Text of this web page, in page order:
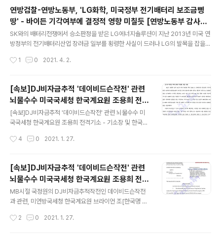
부와 입을 맞추는 듯한 사진으로, 우리은행은 고소장에서
권행장 의 얼굴을 합성한 것이라고 주장했다. 이처럼 게시
물은 행장후보의 개인적인 사안이므로 개인은 당연히 소송
을 통해 진실을 밝힐 수 있지만, 우리은행이 행장선임이라
는 민감한 시기에 소송을 제기한 것은, 특정후보를 비호함
인력등 자산을 유용했다는 의혹이 일고 있다. 특히 우리은
연방검찰-연방노동부, 'LG화학, 미국정부 전기배터리 보조금삥
땅' - 바이든 기각여부에 결정적 영향 미칠듯 [연방노동부 감사보
고서등 첨부]
SK와의 배터리전쟁에서 승소판정을 받은 LG에너지솔루션이 지난 2013년 미국 연
방정부의 전기배터리산업 장려금 일부를 횡령한 사실이 드러나 LG의 발목을 잡을
련, 연방정부로 부터 1억 5천만달러의 장려금만 받아챙기고, 공장건설은 당초 약속
러 상당의 과징금을 납부하고 기소위기를 모면한 것으로 확인됐다. 이는 미국 납세자
의 돈을 가로챈 것으로, 바이든대통령이 ITC 판정의 기각여부를 결정하는 데 중요한
요인으로 작용할 것으로 보인다. 또 LG측이 GM의 볼트차량에 납품한 전키배터리
화재위험으로, 리콜에 따른 소프트웨어교체 작업이 진행되고 있으나 S..
1 0 2021. 4. 2.
[속보]DJ비자금추적 '데이비드슨작전' 관련
뇌물수수 미국국세청 한국계요원 조용희 전격
기소 - 기소장 및 한국법원 관련사건 판결문
파일
[속보]DJ비자금추적 '데이비드슨작전' 관련 뇌물수수 미
국국세청 한국계요원 조용희 전격기소 - 기소장 및 한국법
4 0 2021. 1. 27.
[속보]DJ비자금추적 '데이비드슨작전' 관련
뇌물수수 미국국세청 한국계요원 조용희 전격
기소 - 미 연방법무부
MB시절 국정원의 DJ비자금추적작전인 데이비드슨작전
과 관련, 미연방국세청 한국계요원 브라이언 조[한국명 조
의로 지난 22일 미연방검찰에 전격 기소된 것으로 확인됐
2 0 2021. 1. 27.